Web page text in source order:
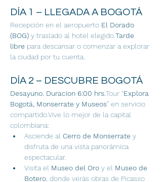
DÍA 1 – LLEGADA A BOGOTÁ
Recepción en el aeropuerto El Dorado
(BOG) y traslado al hotel elegido.Tarde
libre para descansar o comenzar a explorar
la ciudad por tu cuenta.
DÍA 2 – DESCUBRE BOGOTÁ
Desayuno. Duracion 6:00 hrs.Tour “Explora
Bogotá, Monserrate y Museos” en servicio
compartido.Vive lo mejor de la capital
colombiana:
Asciende al Cerro de Monserrate y
disfruta de una vista panorámica
espectacular.
Visita el Museo del Oro y el Museo de
Botero , donde verás obras de Picasso